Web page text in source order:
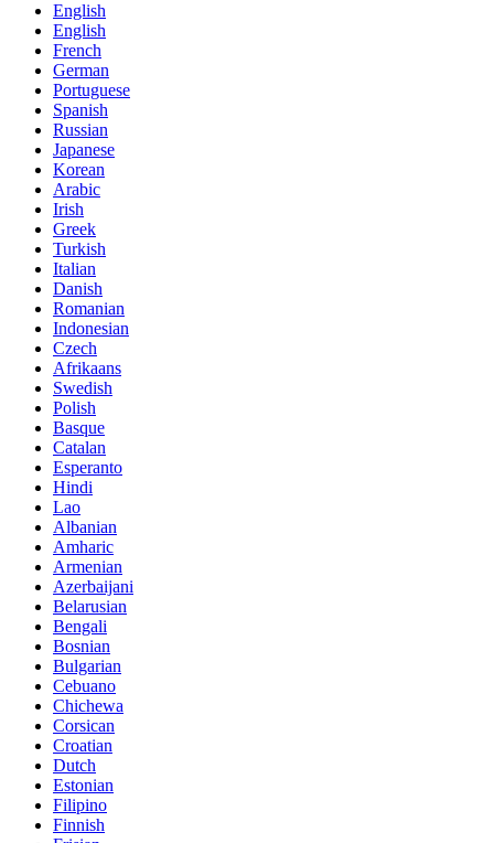
English
English
French
German
Portuguese
Spanish
Russian
Japanese
Korean
Arabic
Irish
Greek
Turkish
Italian
Danish
Romanian
Indonesian
Czech
Afrikaans
Swedish
Polish
Basque
Catalan
Esperanto
Hindi
Lao
Albanian
Amharic
Armenian
Azerbaijani
Belarusian
Bengali
Bosnian
Bulgarian
Cebuano
Chichewa
Corsican
Croatian
Dutch
Estonian
Filipino
Finnish